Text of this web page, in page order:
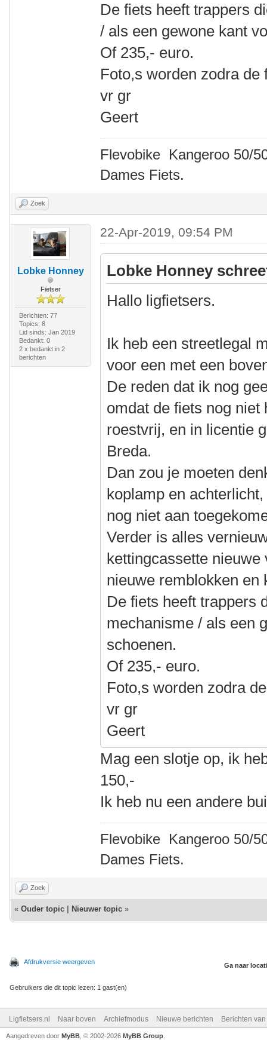
De fiets heeft trappers
/ als een gewone kant
Of 235,- euro.
Foto,s worden zodra de
vr gr
Geert
Flevobike Kangeroo 50/
Dames Fiets.
Zoek
Lobke Honney
Fietser
Berichten: 77
Topics: 8
Lid sinds: Jan 2019
Bedankt: 0
2 x bedankt in 2
berichten
22-Apr-2019, 09:54 PM
Lobke Honney
Hallo ligfietsers.
Ik heb een streetlegal
voor een met een
De reden dat ik nog
omdat de fiets nog
roestvrij, en in licentie
Breda.
Dan zou je moeten
koplamp en
nog niet aan
Verder is alles
kettingcassette
nieuwe remblokken en
De fiets heeft trappers
mechanisme / als een
schoenen.
Of 235,- euro.
Foto,s worden zodra
vr gr
Geert
Mag een slotje op, ik
150,-
Ik heb nu een andere
Flevobike Kangeroo 50/
Dames Fiets.
Zoek
« Ouder topic Nieuwer topic »
Afdrukversie weergeven Ga naar
Gebruikers die dit topic lezen: 1 gast(en)
Ligfietsers.nl Naar boven Archiefmodus Nieuwe berichten Berichten
Aangedreven door MyBB , © 2002-2026 MyBB Group